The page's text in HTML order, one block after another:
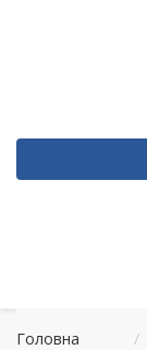
Головна /